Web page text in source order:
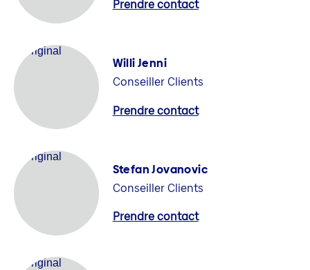
Prendre contact
Willi Jenni
Conseiller Clients
Prendre contact
Stefan Jovanovic
Conseiller Clients
Prendre contact